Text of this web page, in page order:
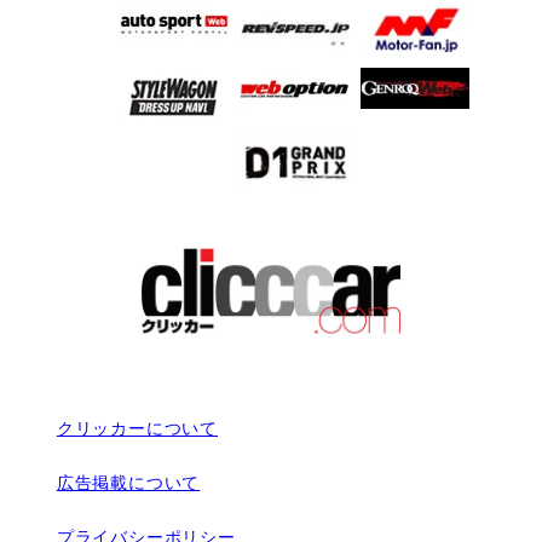
クリッカーについて
広告掲載について
プライバシーポリシー